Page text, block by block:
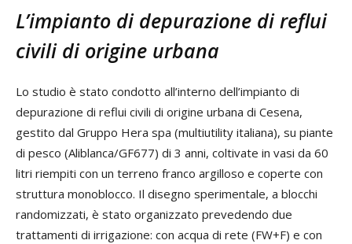
L’impianto di depurazione di reflui
civili di origine urbana
Lo studio è stato condotto all’interno dell’impianto di
depurazione di reflui civili di origine urbana di Cesena,
gestito dal Gruppo Hera spa (multiutility italiana), su piante
di pesco (Aliblanca/GF677) di 3 anni, coltivate in vasi da 60
litri riempiti con un terreno franco argilloso e coperte con
struttura monoblocco. Il disegno sperimentale, a blocchi
randomizzati, è stato organizzato prevedendo due
trattamenti di irrigazione: con acqua di rete (FW+F) e con